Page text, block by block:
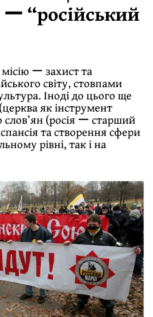
ー “російський
ー захист та
світу, стовпами
Іноді до цього ще
як інструмент
(росія ー старший
та створення сфери
рівні, так і на